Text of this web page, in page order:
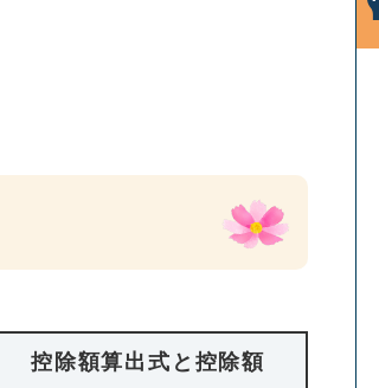
控除額算出式と控除額